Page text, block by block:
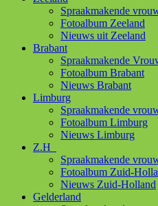
Spraakmakende
Fotoalbum Zeeland
Nieuws uit Zeeland
Brabant
Spraakmakende
Fotoalbum Brabant
Nieuws Brabant
Limburg
Spraakmakende
Fotoalbum Limburg
Nieuws Limburg
Z.H
Spraakmakende
Fotoalbum Zuid-
Nieuws Zuid-Holland
Gelderland